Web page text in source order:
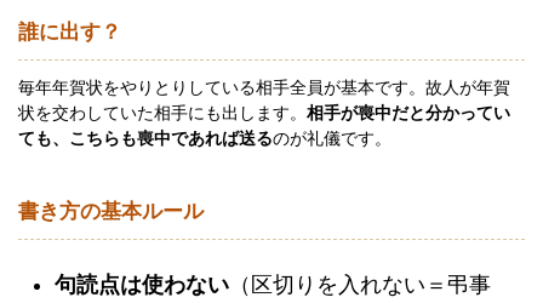
誰に出す？
毎年年賀状をやりとりしている相手全員が基本です。故人が年賀
状を交わしていた相手にも出します。 相手が喪中だと分かってい
ても、こちらも喪中であれば送るのが礼儀です。
書き方の基本ルール
句読点は使わない （区切りを入れない＝弔事